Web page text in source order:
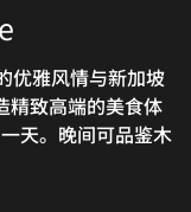
优雅风情与新加坡
精致高端的美食体
天。晚间可品鉴木
in a lush
drenched
gourmet
Singaporean